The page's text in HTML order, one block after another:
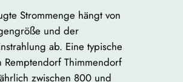
Strommenge hängt von
und der
ab. Eine typische
Remptendorf Thimmendorf
zwischen 800 und